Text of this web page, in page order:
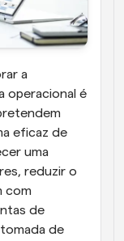
a
operacional é
eficaz de
uma
reduzir o
com
de
de